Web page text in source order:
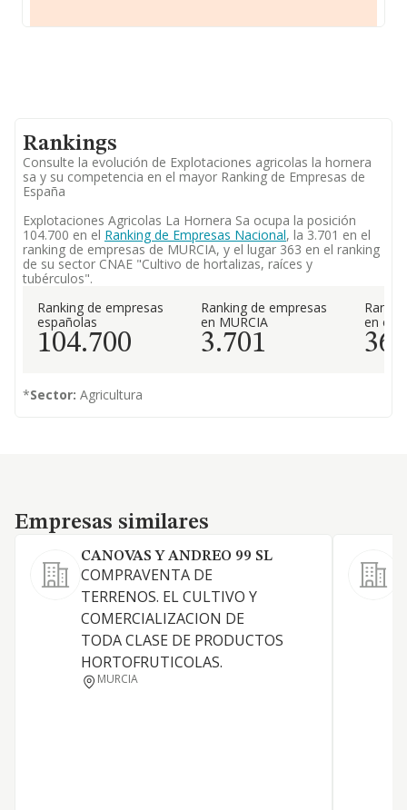
Rankings
Consulte la evolución de Explotaciones agricolas la hornera
sa y su competencia en el mayor Ranking de Empresas de
España
Explotaciones Agricolas La Hornera Sa ocupa la posición
104.700 en el Ranking de Empresas Nacional, la 3.701 en el
ranking de empresas de MURCIA, y el lugar 363 en el ranking
de su sector CNAE "Cultivo de hortalizas, raíces y
tubérculos".
Ranking de empresas
españolas
104.700
Ranking de empresas
en MURCIA
3.701
en el
363
*Sector: Agricultura
Empresas similares
Empresas similares
CANOVAS Y ANDREO 99 SL
COMPRAVENTA DE
TERRENOS. EL CULTIVO Y
COMERCIALIZACION DE
TODA CLASE DE PRODUCTOS
HORTOFRUTICOLAS.
MURCIA